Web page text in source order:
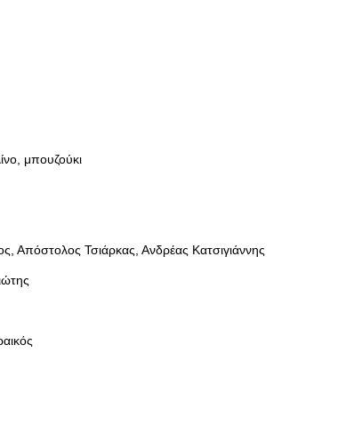
μπουζούκι
Απόστολος Τσιάρκας, Ανδρέας Κατσιγιάννης